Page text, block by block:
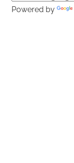
Powered by